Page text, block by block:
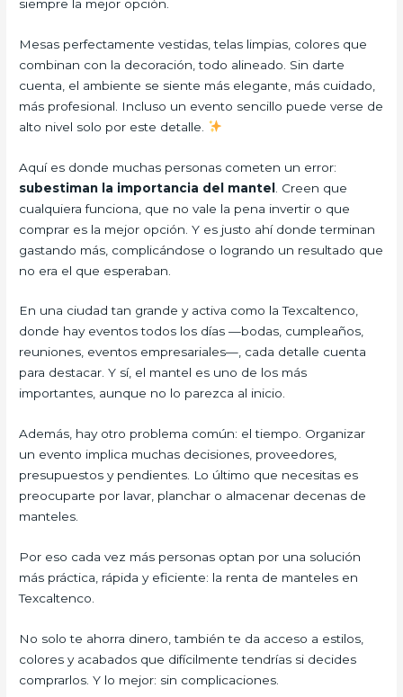
siempre la mejor opción.
Mesas perfectamente vestidas, telas limpias, colores que
combinan con la decoración, todo alineado. Sin darte
cuenta, el ambiente se siente más elegante, más cuidado,
más profesional. Incluso un evento sencillo puede verse de
alto nivel solo por este detalle.
Aquí es donde muchas personas cometen un error:
subestiman la importancia del mantel . Creen que
cualquiera funciona, que no vale la pena invertir o que
comprar es la mejor opción. Y es justo ahí donde terminan
gastando más, complicándose o logrando un resultado que
no era el que esperaban.
En una ciudad tan grande y activa como la Texcaltenco,
donde hay eventos todos los días —bodas, cumpleaños,
reuniones, eventos empresariales—, cada detalle cuenta
para destacar. Y sí, el mantel es uno de los más
importantes, aunque no lo parezca al inicio.
Además, hay otro problema común: el tiempo. Organizar
un evento implica muchas decisiones, proveedores,
presupuestos y pendientes. Lo último que necesitas es
preocuparte por lavar, planchar o almacenar decenas de
manteles.
Por eso cada vez más personas optan por una solución
más práctica, rápida y eficiente: la renta de manteles en
Texcaltenco.
No solo te ahorra dinero, también te da acceso a estilos,
colores y acabados que difícilmente tendrías si decides
comprarlos. Y lo mejor: sin complicaciones.